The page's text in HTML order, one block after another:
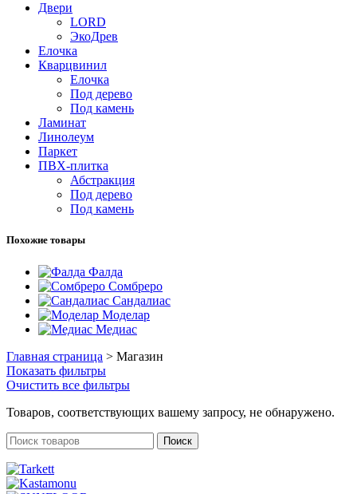
Двери
LORD
ЭкоДрев
Елочка
Кварцвинил
Елочка
Под дерево
Под камень
Ламинат
Линолеум
Паркет
ПВХ-плитка
Абстракция
Под дерево
Под камень
Похожие товары
Фалда
Сомбреро
Сандалиас
Моделар
Медиас
Главная страница > Магазин
Показать фильтры
Очистить все фильтры
Товаров, соответствующих вашему запросу, не обнаружено.
Поиск